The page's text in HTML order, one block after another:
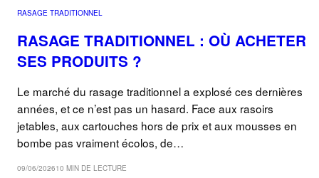
RASAGE TRADITIONNEL
RASAGE TRADITIONNEL : OÙ ACHETER
SES PRODUITS ?
Le marché du rasage traditionnel a explosé ces dernières
années, et ce n’est pas un hasard. Face aux rasoirs
jetables, aux cartouches hors de prix et aux mousses en
bombe pas vraiment écolos, de…
09/06/202610 MIN DE LECTURE